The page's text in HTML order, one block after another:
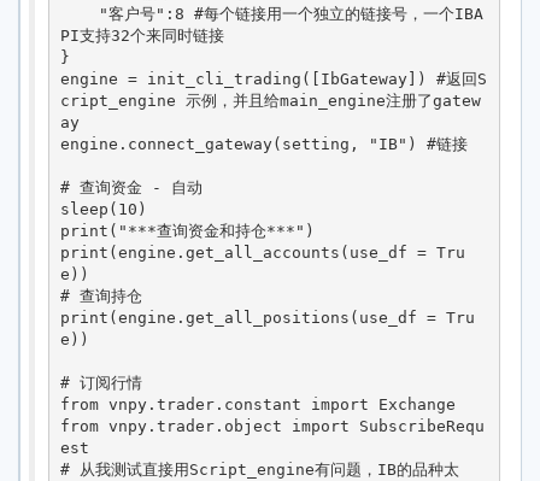
PI支持32个来同时链接
}
engine = init_cli_trading([IbGateway]) #返回S
cript_engine 示例，并且给main_engine注册了gatew
ay
engine.connect_gateway(setting, "IB") #链接
# 查询资金 - 自动
sleep(10)
print("***查询资金和持仓***")
print(engine.get_all_accounts(use_df = Tru
e))
# 查询持仓
print(engine.get_all_positions(use_df = Tru
e))
# 订阅行情
from vnpy.trader.constant import Exchange
from vnpy.trader.object import SubscribeRequ
est
# 从我测试直接用Script_engine有问题，IB的品种太